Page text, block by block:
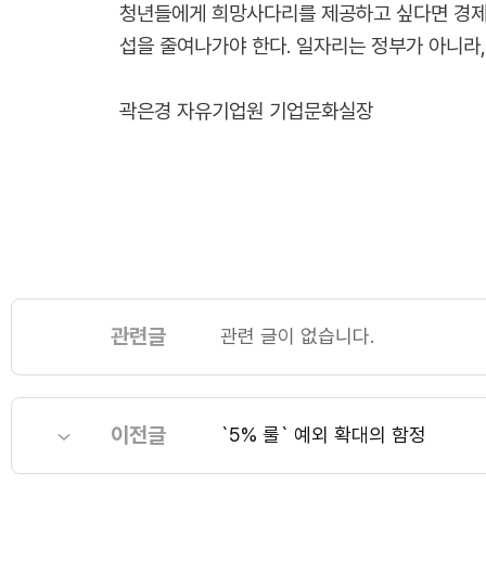
청년들에게 희망사다리를 제공하고 싶다면 경
섭을 줄여나가야 한다. 일자리는 정부가 아니
곽은경 자유기업원 기업문화실장
관련글 관련 글이 없습니다.
이전글 `5% 룰` 예외 확대의 함정